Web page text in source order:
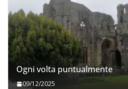
Ogni volta puntualmente
09/12/2025